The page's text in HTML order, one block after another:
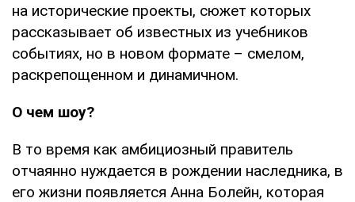
на исторические проекты, сюжет которых
рассказывает об известных из учебников
событиях, но в новом формате – смелом,
раскрепощенном и динамичном.
О чем шоу?
В то время как амбициозный правитель
отчаянно нуждается в рождении наследника, в
его жизни появляется Анна Болейн, которая